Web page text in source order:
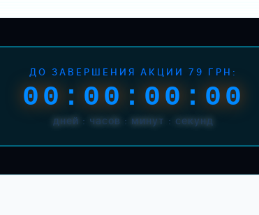
ДО ЗАВЕРШЕНИЯ АКЦИИ 79 ГРН:
00:00:00:00
дней : часов : минут : секунд